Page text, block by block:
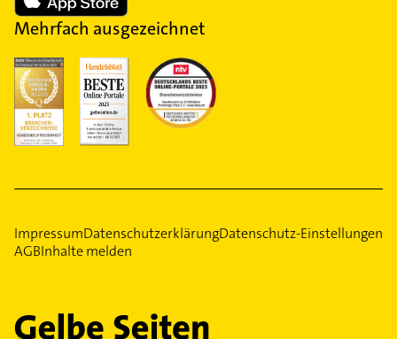
Mehrfach ausgezeichnet
ImpressumDatenschutzerklärungDatenschutz-Einstellungen
AGBInhalte melden